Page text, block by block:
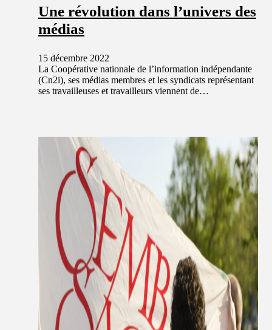
Une révolution dans l’univers des
médias
15 décembre 2022
La Coopérative nationale de l’information indépendante
(Cn2i), ses médias membres et les syndicats représentant
ses travailleuses et travailleurs viennent de…